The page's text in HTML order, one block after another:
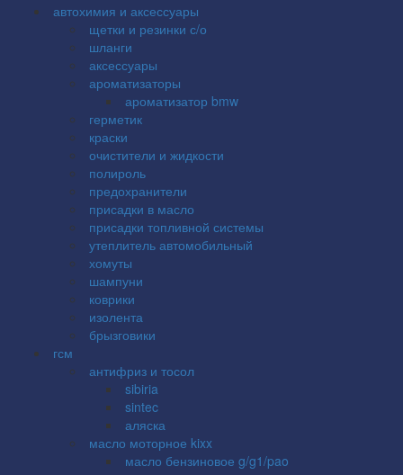
автохимия и аксессуары
щетки и резинки с/о
шланги
аксессуары
ароматизаторы
ароматизатор bmw
герметик
краски
очистители и жидкости
полироль
предохранители
присадки в масло
присадки топливной системы
утеплитель автомобильный
хомуты
шампуни
коврики
изолента
брызговики
гсм
антифриз и тосол
sibiria
sintec
аляска
масло моторное kixx
масло бензиновое g/g1/pao